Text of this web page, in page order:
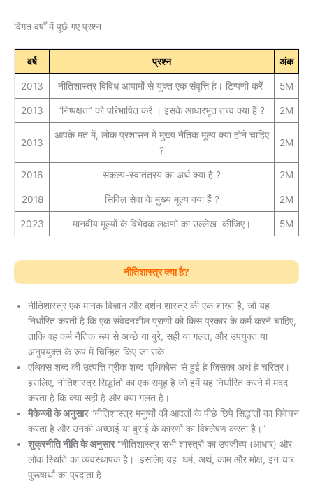
विगत वर्षों में पूछे गए प्रश्न
वर्ष प्रश्न अंक
2013 नीतिशास्त्र विविध आयामों से युक्त एक संवृत्ति है। टिप्पणी करें 5M
2013 ‘निष्पक्षता’ को परिभाषित करें । इसके आधारभूत तत्त्व क्या हैं ? 2M
2013
आपके मत में, लोक प्रशासन में मुख्य नैतिक मूल्य क्या होने चाहिए
?
2M
2016 संकल्प-स्वातंत्रय का अर्थ क्या है ? 2M
2018 सिविल सेवा के मुख्य मूल्य क्या हैं ? 2M
2023 मानवीय मूल्यों के विभेदक लक्षणों का उल्लेख कीजिए। 5M
नीतिशास्त्र क्या है?
नीतिशास्त्र एक मानक विज्ञान और दर्शन शास्त्र की एक शाखा है, जो यह
निर्धारित करती है कि एक संवेदनशील प्राणी को किस प्रकार के कर्म करने चाहिए,
ताकि वह कर्म नैतिक रूप से अच्छे या बुरे, सही या गलत, और उपयुक्त या
अनुपयुक्त के रूप में चिन्हित किए जा सके
एथिक्स शब्द की उत्पत्ति ग्रीक शब्द ‘एथिकोस’ से हुई है जिसका अर्थ है चरित्र।
इसलिए, नीतिशास्त्र सिद्धांतों का एक समूह है जो हमें यह निर्धारित करने में मदद
करता है कि क्या सही है और क्या गलत है।
मैकेन्जी के अनुसार“नीतिशास्त्र मनुष्यों की आदतों के पीछे छिपे सिद्धांतों का विवेचन
करता है और उनकी अच्छाई या बुराई के कारणों का विश्लेषण करता है।”
शुक्रनीति नीति के अनुसार“नीतिशास्त्र सभी शास्त्रों का उपजीव्य (आधार) और
लोक स्थिति का व्यवस्थापक है। इसलिए यह धर्म, अर्थ, काम और मोक्ष, इन चार
पुरूषार्थो का प्रदाता है